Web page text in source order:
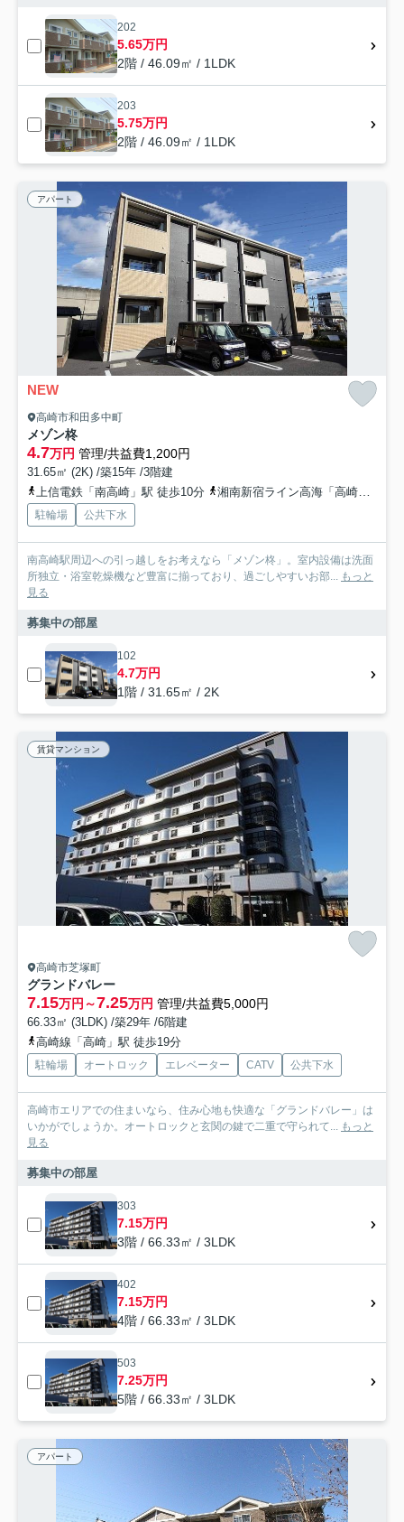
202
5.65万円
2階 / 46.09㎡ / 1LDK
203
5.75万円
2階 / 46.09㎡ / 1LDK
アパート
NEW
高崎市和田多中町
メゾン柊
4.7万円 管理/共益費1,200円
31.65㎡ (2K) /築15年 /3階建
上信電鉄「南高崎」駅 徒歩10分
湘南新宿ライン高海「高崎」駅 徒歩22分
駐輪場 公共下水
南高崎駅周辺への引っ越しをお考えなら「メゾン柊」。室内設備は洗面
所独立・浴室乾燥機など豊富に揃っており、過ごしやすいお部... もっと
見る
募集中の部屋
102
4.7万円
1階 / 31.65㎡ / 2K
賃貸マンション
高崎市芝塚町
グランドバレー
7.15万円～7.25万円 管理/共益費5,000円
66.33㎡ (3LDK) /築29年 /6階建
高崎線「高崎」駅 徒歩19分
駐輪場 オートロック エレベーター CATV 公共下水
高崎市エリアでの住まいなら、住み心地も快適な「グランドバレー」は
いかがでしょうか。オートロックと玄関の鍵で二重で守られて... もっと
見る
募集中の部屋
303
7.15万円
3階 / 66.33㎡ / 3LDK
402
7.15万円
4階 / 66.33㎡ / 3LDK
503
7.25万円
5階 / 66.33㎡ / 3LDK
アパート